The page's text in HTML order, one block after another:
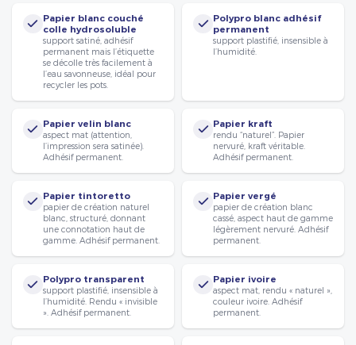
Papier blanc couché
colle hydrosoluble
support satiné, adhésif
permanent mais l’étiquette
se décolle très facilement à
l’eau savonneuse, idéal pour
recycler les pots.
Polypro blanc adhésif
permanent
support plastifié, insensible à
l’humidité.
Papier velin blanc
aspect mat (attention,
l’impression sera satinée).
Adhésif permanent.
Papier kraft
rendu “naturel”. Papier
nervuré, kraft véritable.
Adhésif permanent.
Papier tintoretto
papier de création naturel
blanc, structuré, donnant
une connotation haut de
gamme. Adhésif permanent.
Papier vergé
papier de création blanc
cassé, aspect haut de gamme
légèrement nervuré. Adhésif
permanent.
Polypro transparent
support plastifié, insensible à
l’humidité. Rendu « invisible
». Adhésif permanent.
Papier ivoire
aspect mat, rendu « naturel »,
couleur ivoire. Adhésif
permanent.